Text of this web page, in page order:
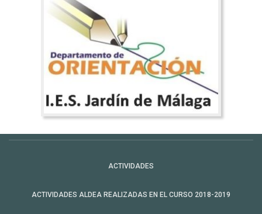
ACTIVIDADES
ACTIVIDADES ALDEA REALIZADAS EN EL CURSO 2018-2019